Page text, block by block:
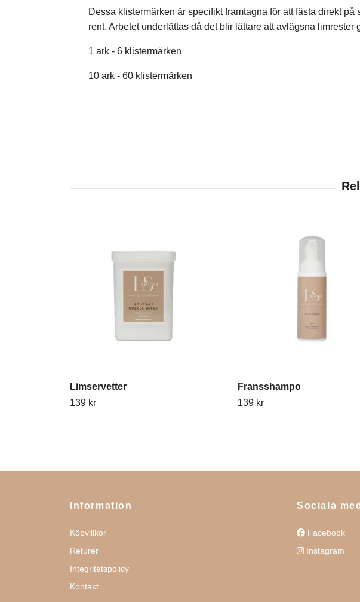
Dessa klistermärken är specifikt framtagna för att fästa direkt på
rent. Arbetet underlättas då det blir lättare att avlägsna
1 ark - 6 klistermärken
10 ark - 60 klistermärken
Limservetter
139 kr
Fransshampo
139 kr
Information
Köpvillkor
Returer
Integritetspolicy
Kontakt
Sociala
Facebook
Instagram